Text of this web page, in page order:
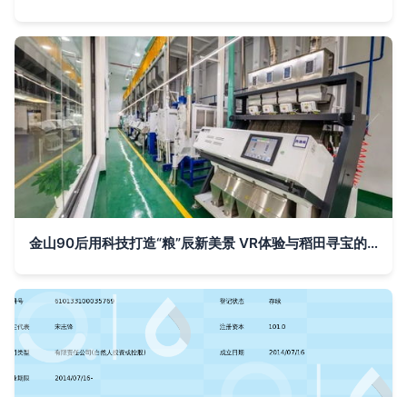
金山90后用科技打造“粮”辰新美景 VR体验与稻田寻宝的观光工厂